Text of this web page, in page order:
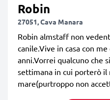
Robin
27051, Cava Manara
Robin almstaff non
canile.Vive in casa con
anni.Vorrei qualcuno che
settimana in cui porterò il
mare(purtroppo non